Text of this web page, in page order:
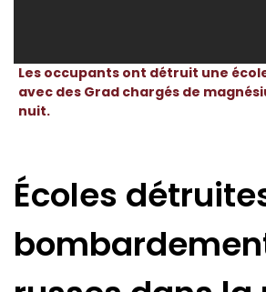
Les occupants ont détruit une
avec des Grad chargés de
nuit.
Écoles